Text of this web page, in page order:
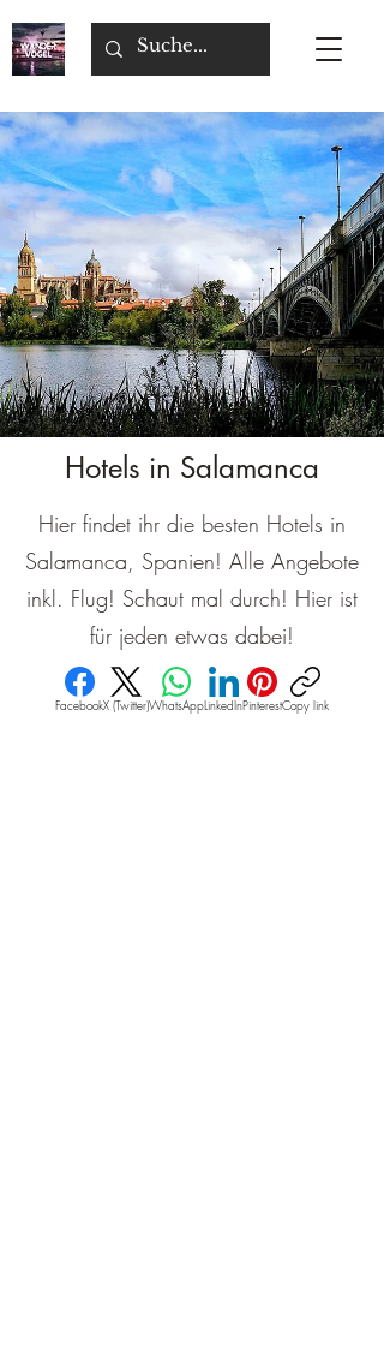
Hotels in Salamanca
Hier findet ihr die besten Hotels in
Salamanca, Spanien! Alle Angebote
inkl. Flug! Schaut mal durch! Hier ist
für jeden etwas dabei!
FacebookX (Twitter)WhatsAppLinkedInPinterestCopy link